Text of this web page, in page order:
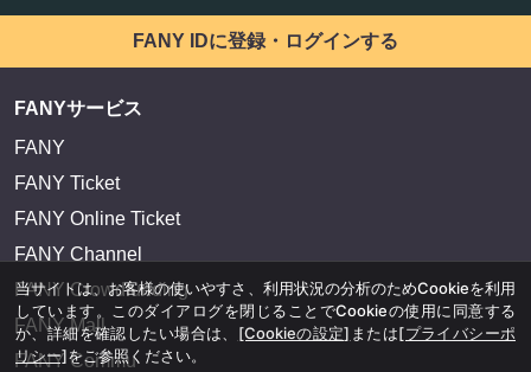
FANY IDに登録・ログインする
FANYサービス
FANY
FANY Ticket
FANY Online Ticket
FANY Channel
FANY Crowdfunding
FANY Mall
FANY Commu
当サイトは、お客様の使いやすさ、利用状況の分析のためCookieを利用
しています。このダイアログを閉じることでCookieの使用に同意する
か、詳細を確認したい場合は、 [Cookieの設定] または[プライバシーポ
リシー]をご参照ください。